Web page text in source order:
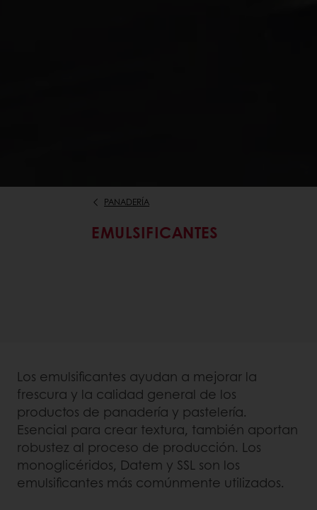
PANADERÍA
EMULSIFICANTES
Los emulsificantes ayudan a mejorar la
frescura y la calidad general de los
productos de panadería y pastelería.
Esencial para crear textura, también aportan
robustez al proceso de producción. Los
monoglicéridos, Datem y SSL son los
emulsificantes más comúnmente utilizados.